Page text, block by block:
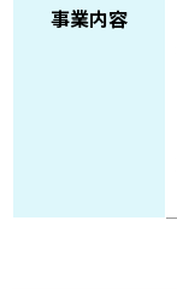
事業内容